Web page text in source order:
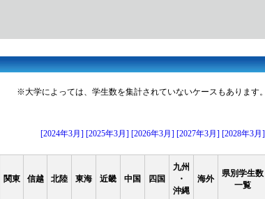
※大学によっては、学生数を集計されていないケースもあります。
[2024年3月] [2025年3月] [2026年3月] [2027年3月] [2028年3月]
関東 信越 北陸 東海 近畿 中国 四国
九州
・
沖縄
海外
県別学生数
一覧